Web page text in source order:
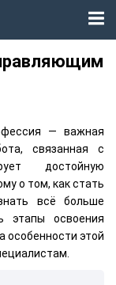
— важная
связанная с
достойную
о том, как стать
всё больше
этапы освоения
особенности этой